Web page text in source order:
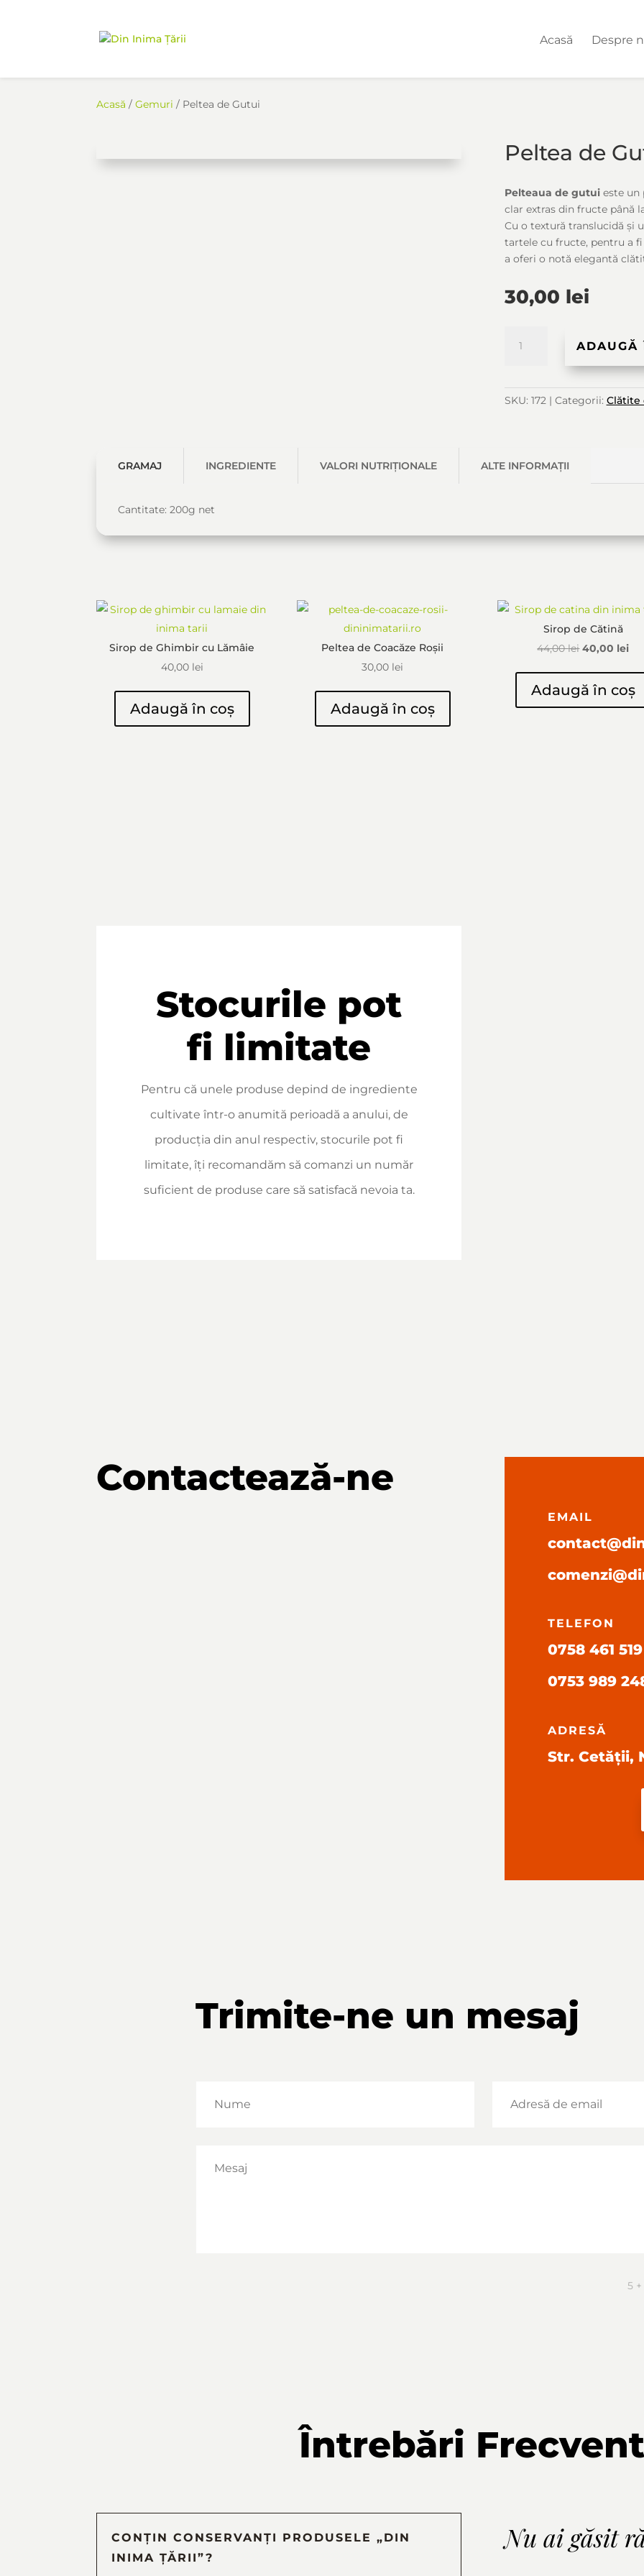
Acasă Despre
Acasă /Gemuri / Peltea de Gutui
Peltea de
Pelteaua de gutuieste un
clar extras din fructe până
Cu o textură translucidă și
tartele cu fructe, pentru a
a oferi o notă elegantă
30,00 lei
Cantitate
de
ADAUGĂ
SKU: 172 Categorii: Clătite
GRAMAJ INGREDIENTE VALORI NUTRIȚIONALE ALTE INFORMAȚII
Cantitate: 200g net
Sirop de Ghimbir cu Lămâie
40,00 lei
Adaugă în coș
Peltea de Coacăze Roșii
30,00 lei
Adaugă în coș
Sirop de Cătină
44,00leiPrețul
a
40,00 lei
Adaugă în coș
Stocurile pot
fi limitate
Pentru că unele produse depind de ingrediente
cultivate într-o anumită perioadă a anului, de
producția din anul respectiv, stocurile pot fi
limitate, îți recomandăm să comanzi un număr
suficient de produse care să satisfacă nevoia ta.
Contactează-ne
EMAIL
TELEFON
0758 461 519
0753 989
ADRESĂ
Str. Cetății,
Trimite-ne un mesaj
5
Întrebări
CONȚIN CONSERVANȚI PRODUSELE „DIN
INIMA ȚĂRII”?
Nu ai găsit